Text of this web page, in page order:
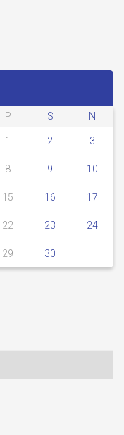
P S N
1 2 3
8 9 10
15 16 17
22 23 24
29 30